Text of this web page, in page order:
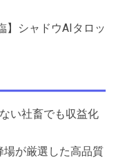
】シャドウAIタロッ
い社畜でも収益化
が厳選した高品質